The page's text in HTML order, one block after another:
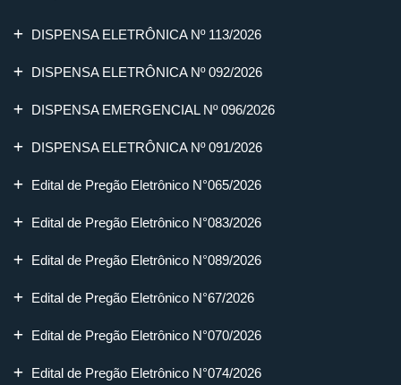
DISPENSA ELETRÔNICA Nº 113/2026
DISPENSA ELETRÔNICA Nº 092/2026
DISPENSA EMERGENCIAL Nº 096/2026
DISPENSA ELETRÔNICA Nº 091/2026
Edital de Pregão Eletrônico N°065/2026
Edital de Pregão Eletrônico N°083/2026
Edital de Pregão Eletrônico N°089/2026
Edital de Pregão Eletrônico N°67/2026
Edital de Pregão Eletrônico N°070/2026
Edital de Pregão Eletrônico N°074/2026